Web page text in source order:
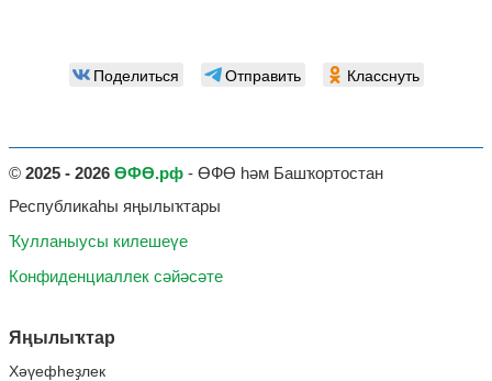
Поделиться Отправить Класснуть
© 2025 - 2026 ӨФӨ.рф - ӨФӨ һәм Башҡортостан
Республикаһы яңылыҡтары
Ҡулланыусы килешеүе
Конфиденциаллек сәйәсәте
Яңылыҡтар
Хәүефһеҙлек